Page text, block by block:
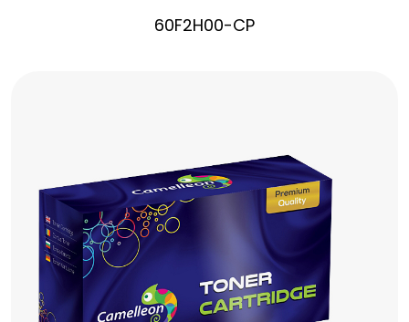
60F2H00-CP